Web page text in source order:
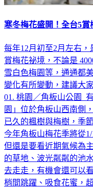
寒冬梅花盛開！全台5
每年12月初至2月左右
賞梅花祕境，不論是
雪白色梅園等，通通都
變化有所變動，建議大
01. 桃園／角板山公園
園」位於角板山西南側
已久的楓樹與梅樹，季
今年角板山梅花季將從
但還是要看近期氣候為
的草地、波光粼粼的池
去走走，有機會還可以
梢間跳躍、吸食花蜜，